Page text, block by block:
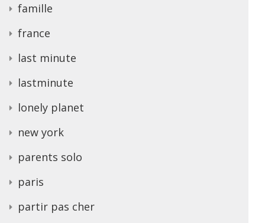
famille
france
last minute
lastminute
lonely planet
new york
parents solo
paris
partir pas cher